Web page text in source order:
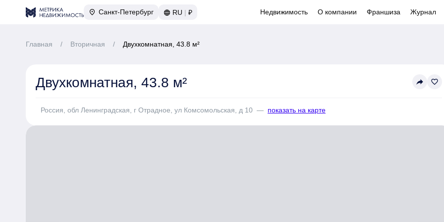
Санкт-Петербург RU | ₽ Недвижимость О компании Франшиза Журнал
Главная / Вторичная / Двухкомнатная, 43.8 м²
Двухкомнатная, 43.8 м² reply favorite_border
Россия, обл Ленинградская, г Отрадное, ул Комсомольская, д 10 — показать на карте